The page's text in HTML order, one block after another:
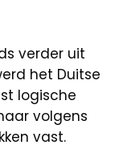
verder uit
het Duitse
logische
volgens
vast.